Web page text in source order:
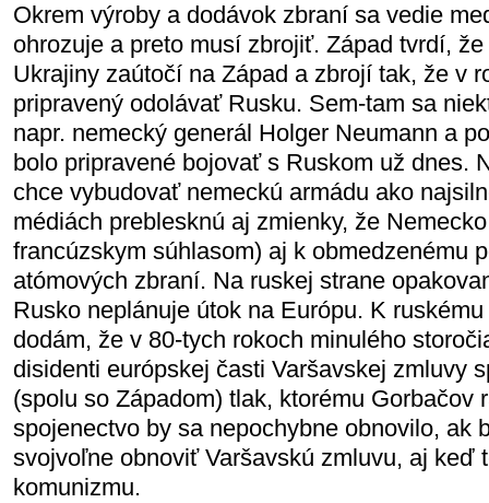
Okrem výroby a dodávok zbraní sa vedie
ohrozuje a preto musí zbrojiť. Západ tvrdí,
Ukrajiny zaútočí na Západ a zbrojí tak, že v
pripravený odolávať Rusku. Sem-tam sa
napr. nemecký generál Holger Neumann a
bolo pripravené bojovať s Ruskom už dnes.
chce vybudovať nemeckú armádu ako
médiách preblesknú aj zmienky, že
francúzskym súhlasom) aj k obmedzenému
atómových zbraní. Na ruskej strane
Rusko neplánuje útok na Európu. K
dodám, že v 80-tych rokoch minulého
disidenti európskej časti Varšavskej zmluvy
(spolu so Západom) tlak, ktorému Gorbačov
spojenectvo by sa nepochybne obnovilo, ak
svojvoľne obnoviť Varšavskú zmluvu, aj keď
komunizmu.